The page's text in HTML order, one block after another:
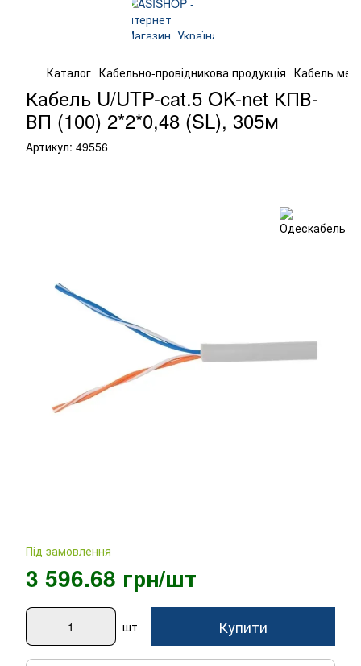
Каталог Кабельно-провідникова продукція Кабель
Кабель U/UTP-cat.5 OK-net КПВ-
ВП (100) 2*2*0,48 (SL), 305м
Артикул: 49556
Під замовлення
3 596.68 грн/шт
шт Купити